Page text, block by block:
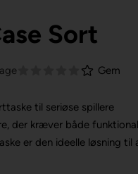
Sort
Gem
til seriøse spillere
der kræver både
er den ideelle løsning